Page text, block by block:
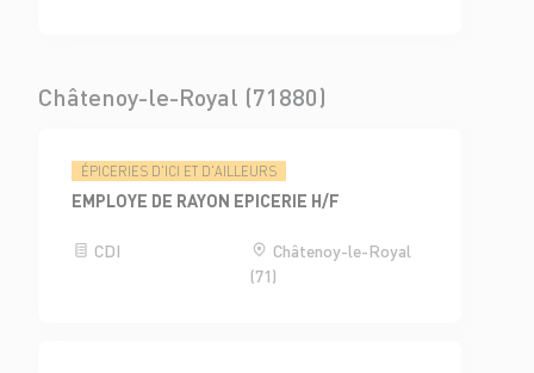
Châtenoy-le-Royal (71880)
ÉPICERIES D'ICI ET D'AILLEURS
EMPLOYE DE RAYON EPICERIE H/F
CDI
Châtenoy-le-Royal
(71)